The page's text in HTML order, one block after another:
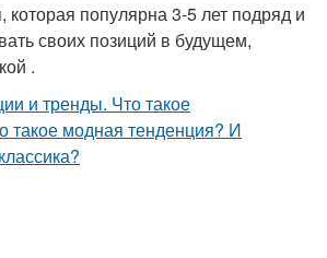
популярна 3-5 лет подряд и
своих позиций в будущем,
.